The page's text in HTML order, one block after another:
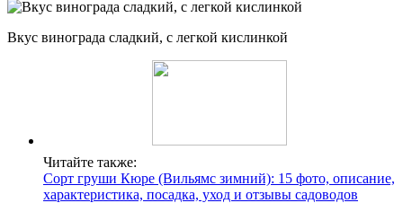
Вкус винограда сладкий, с легкой кислинкой
Читайте также:
Сорт груши Кюре (Вильямс зимний): 15 фото, описание,
характеристика, посадка, уход и отзывы садоводов